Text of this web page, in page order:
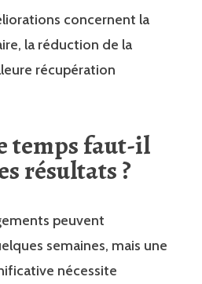
concernent la
la réduction de la
récupération
temps faut-il
résultats ?
peuvent
semaines, mais une
nécessite